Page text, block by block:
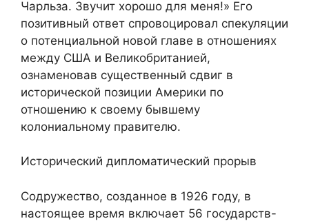
Чарльза. Звучит хорошо для меня!» Его
позитивный ответ спровоцировал спекуляции
о потенциальной новой главе в отношениях
между США и Великобританией,
ознаменовав существенный сдвиг в
исторической позиции Америки по
отношению к своему бывшему
колониальному правителю.
Исторический дипломатический прорыв
Содружество, созданное в 1926 году, в
настоящее время включает 56 государств-